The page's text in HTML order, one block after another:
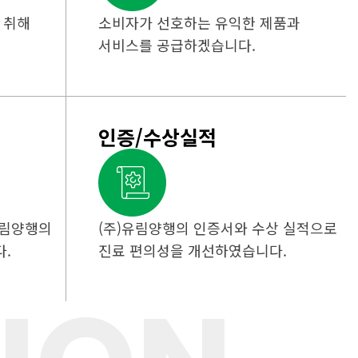
해
소비자가 선호하는 유익한 제품과
서비스를 공급하겠습니다.
양행의
.
인증/수상실적
(주)유림양행의 인증서와 수상 실적으로
진료 편의성을 개선하였습니다.